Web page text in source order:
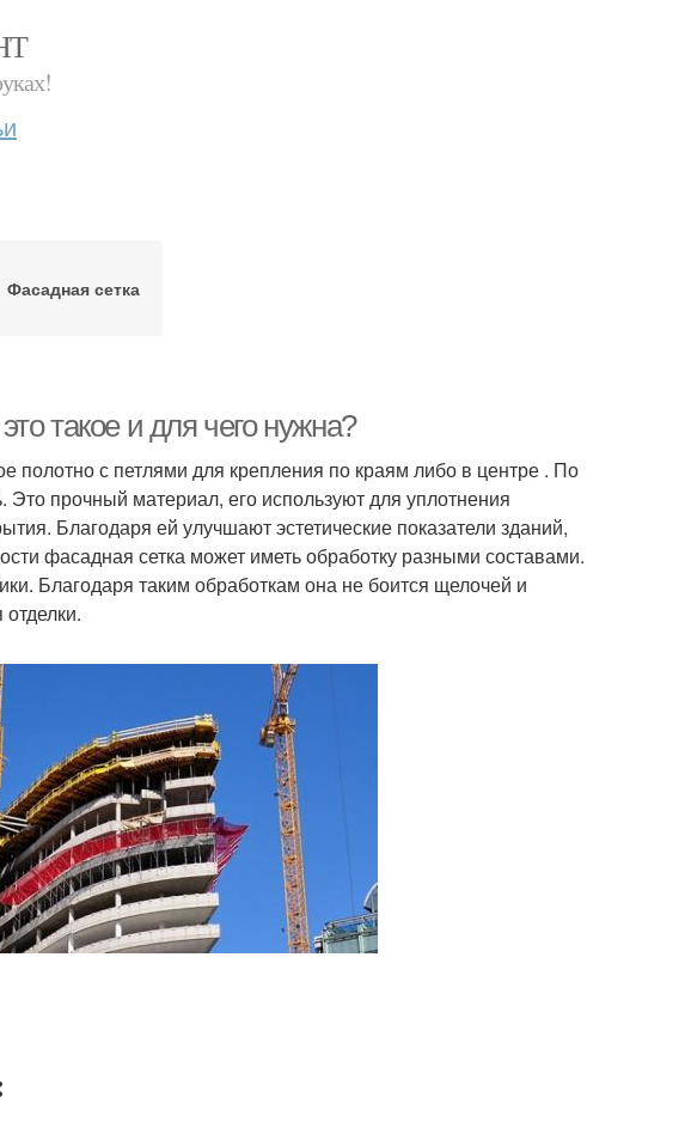
Фасадная сетка
такое и для чего нужна?
полотно с петлями для крепления по краям либо в центре . По
Это прочный материал, его используют для уплотнения
Благодаря ей улучшают эстетические показатели зданий,
фасадная сетка может иметь обработку разными составами.
Благодаря таким обработкам она не боится щелочей и